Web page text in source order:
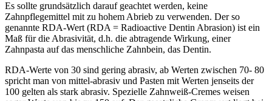
Es sollte grundsätzlich darauf geachtet werden, keine
Zahnpflegemittel mit zu hohem Abrieb zu verwenden. Der so
genannte RDA-Wert (RDA = Radioactive Dentin Abrasion) ist ein
Maß für die Abrasivität, d.h. die abtragende Wirkung, einer
Zahnpasta auf das menschliche Zahnbein, das Dentin.
RDA-Werte von 30 sind gering abrasiv, ab Werten zwischen 70- 80
spricht man von mittel-abrasiv und Pasten mit Werten jenseits der
100 gelten als stark abrasiv. Spezielle Zahnweiß-Cremes weisen